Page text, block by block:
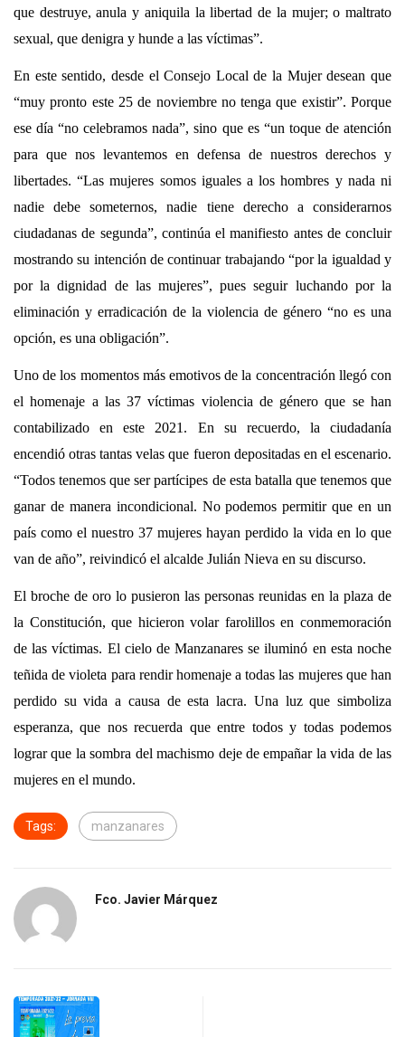
que destruye, anula y aniquila la libertad de la mujer; o maltrato
sexual, que denigra y hunde a las víctimas”.
En este sentido, desde el Consejo Local de la Mujer desean que
“muy pronto este 25 de noviembre no tenga que existir”. Porque
ese día “no celebramos nada”, sino que es “un toque de atención
para que nos levantemos en defensa de nuestros derechos y
libertades. “Las mujeres somos iguales a los hombres y nada ni
nadie debe someternos, nadie tiene derecho a considerarnos
ciudadanas de segunda”, continúa el manifiesto antes de concluir
mostrando su intención de continuar trabajando “por la igualdad y
por la dignidad de las mujeres”, pues seguir luchando por la
eliminación y erradicación de la violencia de género “no es una
opción, es una obligación”.
Uno de los momentos más emotivos de la concentración llegó con
el homenaje a las 37 víctimas violencia de género que se han
contabilizado en este 2021. En su recuerdo, la ciudadanía
encendió otras tantas velas que fueron depositadas en el escenario.
“Todos tenemos que ser partícipes de esta batalla que tenemos que
ganar de manera incondicional. No podemos permitir que en un
país como el nuestro 37 mujeres hayan perdido la vida en lo que
van de año”, reivindicó el alcalde Julián Nieva en su discurso.
El broche de oro lo pusieron las personas reunidas en la plaza de
la Constitución, que hicieron volar farolillos en conmemoración
de las víctimas. El cielo de Manzanares se iluminó en esta noche
teñida de violeta para rendir homenaje a todas las mujeres que han
perdido su vida a causa de esta lacra. Una luz que simboliza
esperanza, que nos recuerda que entre todos y todas podemos
lograr que la sombra del machismo deje de empañar la vida de las
mujeres en el mundo.
Tags: manzanares
Fco. Javier Márquez